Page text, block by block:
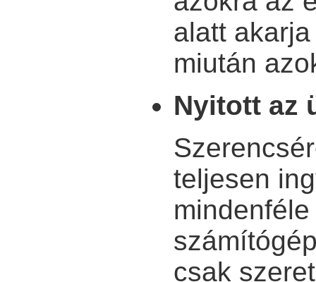
alatt
miután
Nyitott az
teljesen
csak